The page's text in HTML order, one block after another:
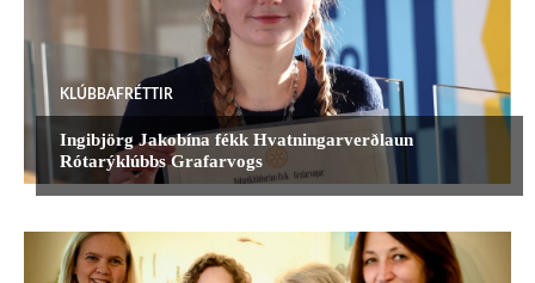
KLÚBBAFRÉTTIR
Ingibjörg Jakobína fékk Hvatningarverðlaun
Rótarýklúbbs Grafarvogs